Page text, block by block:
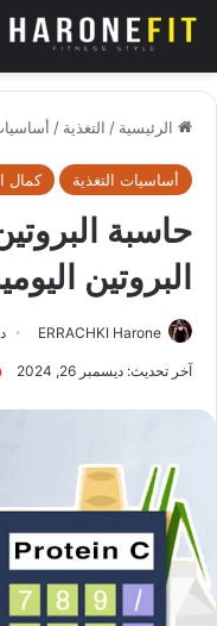
الرئيسية / التغذية /
أساسيات التغذية كمال
حاسبة
البروتين
ERRACHKI Harone
آخر تحديث: ديسمبر 26, 2024